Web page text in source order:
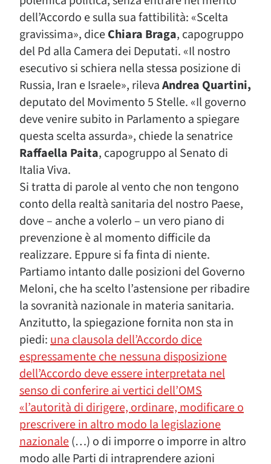
dell’Accordo e sulla sua fattibilità: «Scelta
gravissima», diceChiara Braga, capogruppo
del Pd alla Camera dei Deputati. «Il nostro
esecutivo si schiera nella stessa posizione di
Russia, Iran e Israele», rilevaAndrea Quartini,
deputato del Movimento 5 Stelle. «Il governo
deve venire subito in Parlamento a spiegare
questa scelta assurda», chiede la senatrice
Raffaella Paita, capogruppo al Senato di
Italia Viva.
Si tratta di parole al vento che non tengono
conto della realtà sanitaria del nostro Paese,
dove – anche a volerlo – un vero piano di
prevenzione è al momento difficile da
realizzare. Eppure si fa finta di niente.
Partiamo intanto dalle posizioni del Governo
Meloni, che ha scelto l’astensione per ribadire
la sovranità nazionale in materia sanitaria.
Anzitutto, la spiegazione fornita non sta in
piedi:una clausola dell’Accordo dice
espressamente che nessuna disposizione
dell’Accordo deve essere interpretata nel
senso di conferire ai vertici dell’OMS
«l’autorità di dirigere, ordinare, modificare o
prescrivere in altro modo la legislazione
nazionale(…) o di imporre o imporre in altro
modo alle Parti di intraprendere azioni